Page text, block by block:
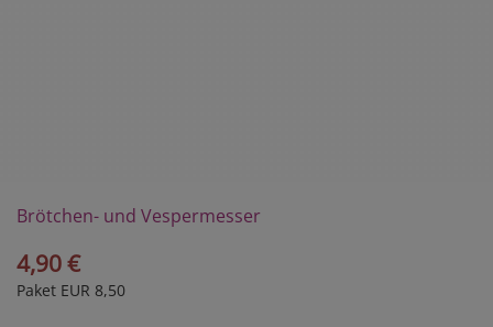
Brötchen- und Vespermesser
4,90 €
Paket EUR 8,50